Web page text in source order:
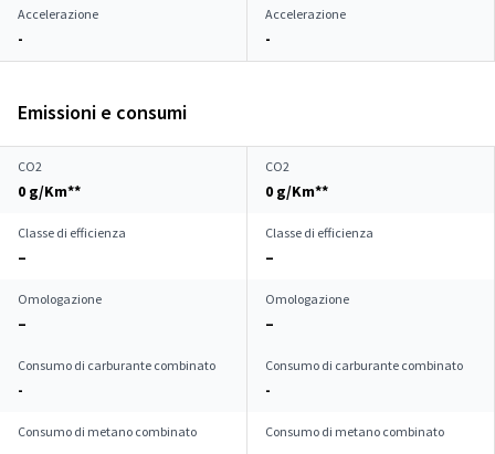
Accelerazione
-
Accelerazione
-
Emissioni e consumi
CO2
0 g/Km**
CO2
0 g/Km**
Classe di efficienza
–
Classe di efficienza
–
Omologazione
–
Omologazione
–
Consumo di carburante combinato
-
Consumo di carburante combinato
-
Consumo di metano combinato Consumo di metano combinato